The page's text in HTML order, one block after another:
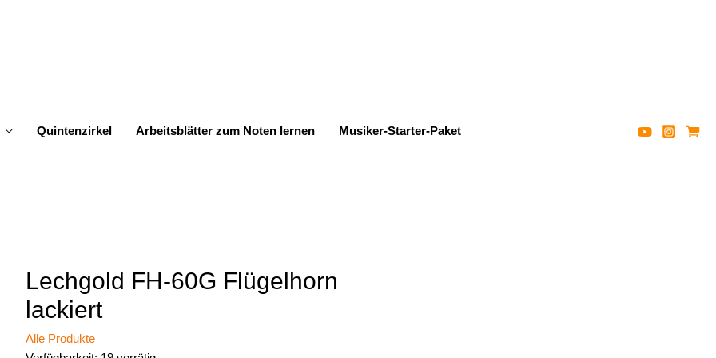
Quintenzirkel Arbeitsblätter zum Noten lernen Musiker-Starter-Paket
Lechgold FH-60G Flügelhorn
lackiert
Alle Produkte